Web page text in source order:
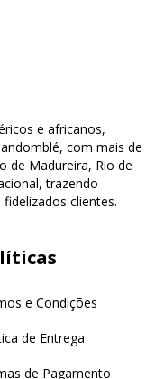
e africanos,
com mais de
de Madureira, Rio de
trazendo
clientes.
e Condições
de Entrega
de Pagamento